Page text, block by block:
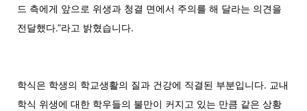
드 측에게 앞으로 위생과 청결 면에서 주의를 해 달라는 의견을
전달했다.”라고 밝혔습니다.
학식은 학생의 학교생활의 질과 건강에 직결된 부분입니다. 교내
학식 위생에 대한 학우들의 불만이 커지고 있는 만큼 같은 상황